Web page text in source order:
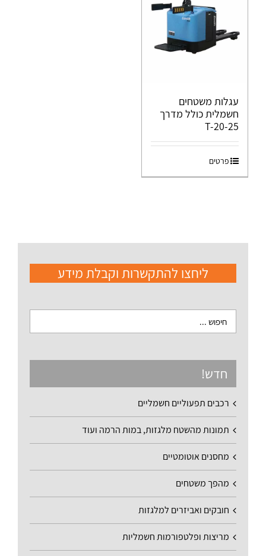
עגלות משטחים
חשמלית כולל מדרך
T-20-25
פרטים
ליחצו להתקשרות וקבלת מידע
חדש!
רכבים תפעוליים חשמליים
תמונות מהשטח מלגזות, במות הרמה ועוד
מחסנים אוטומטיים
מהפך משטחים
חובקים ואביזרים למלגזות
מריצות ופלטפורמות חשמליות